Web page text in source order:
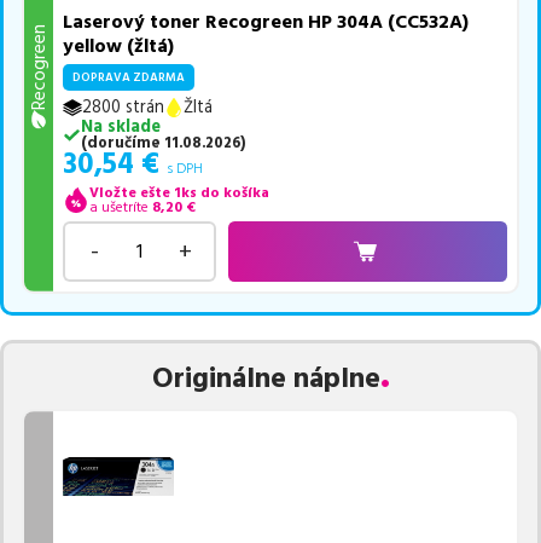
Recogreen
Laserový toner Recogreen HP 304A (CC532A)
yellow (žltá)
DOPRAVA ZDARMA
2800 strán
Žltá
Na sklade
(doručíme 11.08.2026)
30,54 € s DPH
Vložte ešte 1ks do košíka
a ušetríte 8,20 €
- +
Originálne náplne